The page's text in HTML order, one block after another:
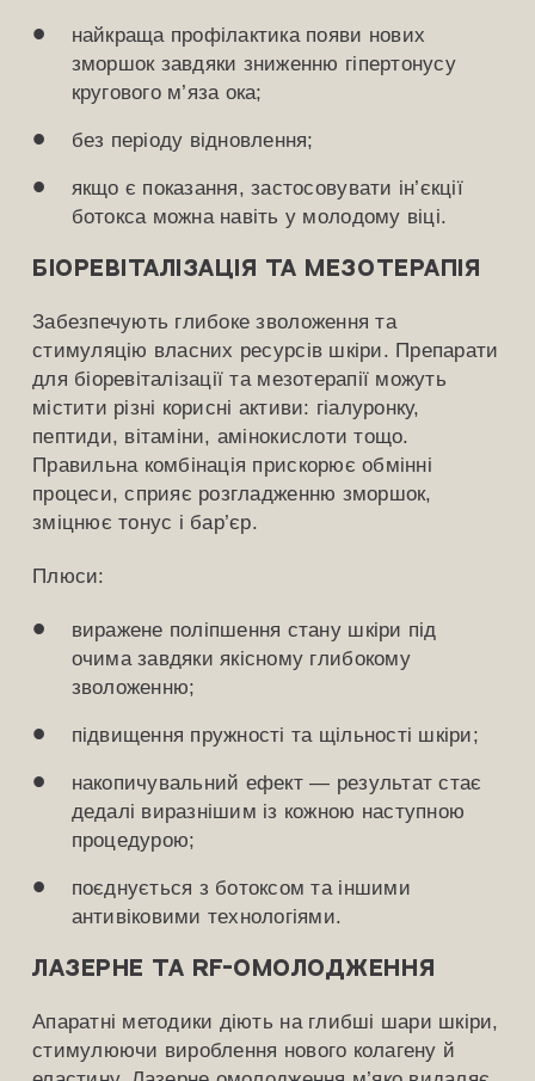
найкраща профілактика появи нових
зморшок завдяки зниженню гіпертонусу
кругового м’яза ока;
без періоду відновлення;
якщо є показання, застосовувати ін’єкції
ботокса можна навіть у молодому віці.
Біоревіталізація та мезотерапія
Забезпечують глибоке зволоження та
стимуляцію власних ресурсів шкіри. Препарати
для біоревіталізації та мезотерапії можуть
містити різні корисні активи: гіалуронку,
пептиди, вітаміни, амінокислоти тощо.
Правильна комбінація прискорює обмінні
процеси, сприяє розгладженню зморшок,
зміцнює тонус і бар’єр.
Плюси:
виражене поліпшення стану шкіри під
очима завдяки якісному глибокому
зволоженню;
підвищення пружності та щільності шкіри;
накопичувальний ефект — результат стає
дедалі виразнішим із кожною наступною
процедурою;
поєднується з ботоксом та іншими
антивіковими технологіями.
Лазерне та RF-омолодження
Апаратні методики діють на глибші шари шкіри,
стимулюючи вироблення нового колагену й